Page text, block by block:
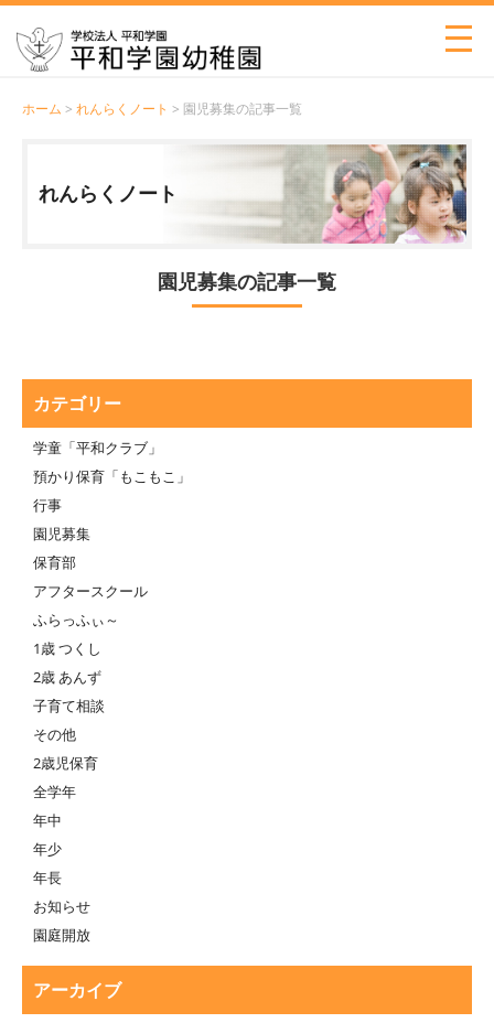
ホーム > れんらくノート > 園児募集の記事一覧
れんらくノート
園児募集の記事一覧
カテゴリー
学童「平和クラブ」
預かり保育「もこもこ」
行事
園児募集
保育部
アフタースクール
ふらっふぃ～
1歳 つくし
2歳 あんず
子育て相談
その他
2歳児保育
全学年
年中
年少
年長
お知らせ
園庭開放
アーカイブ